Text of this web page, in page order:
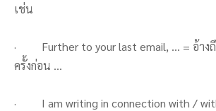
เช่น
· Further to your last email, … = อ้างถึ
ครั้งก่อน …
· I am writing in connection with /